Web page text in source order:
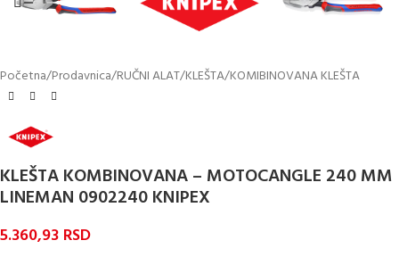
Početna/Prodavnica/RUČNI ALAT/KLEŠTA/KOMIBINOVANA KLEŠTA
KLEŠTA KOMBINOVANA – MOTOCANGLE 240 MM
LINEMAN 0902240 KNIPEX
5.360,93 RSD